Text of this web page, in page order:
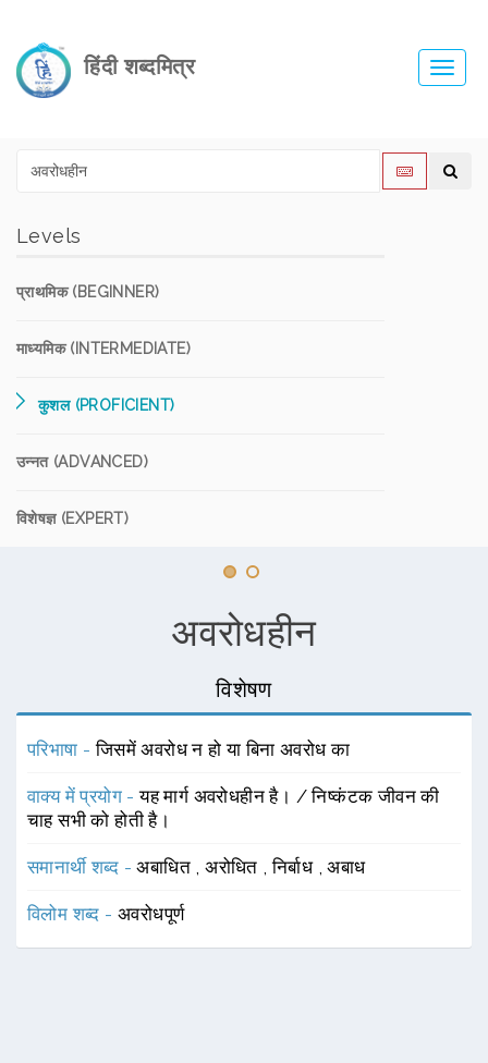
हिंदी शब्दमित्र
Levels
प्राथमिक (BEGINNER)
माध्यमिक (INTERMEDIATE)
कुशल (PROFICIENT)
उन्नत (ADVANCED)
विशेषज्ञ (EXPERT)
अवरोधहीन
विशेषण
परिभाषा -जिसमें अवरोध न हो या बिना अवरोध का
वाक्य में प्रयोग -यह मार्ग अवरोधहीन है। / निष्कंटक जीवन की
चाह सभी को होती है।
समानार्थी शब्द -अबाधित ,अरोधित ,निर्बाध ,अबाध
विलोम शब्द - अवरोधपूर्ण